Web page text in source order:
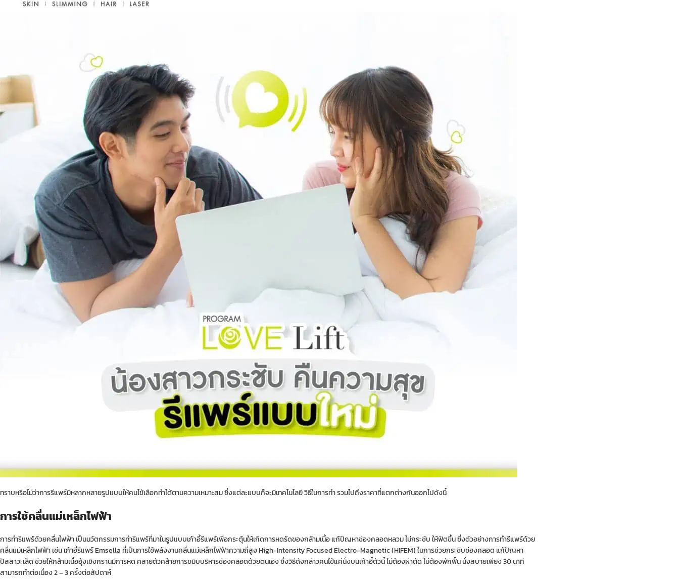
ทราบหรือไม่ว่าการรีแพร์มีหลากหลายรูปแบบให้คนไข้เลือกทำได้ตามความเหมาะสม ซึ่งแต่ละแบบก็จะมีเทคโนโลยี วิธีในการทำ รวมไปถึงราคาที่แตกต่างกันออกไปดังนี้
การใช้คลื่นแม่เหล็กไฟฟ้า
การทำรีแพร์ด้วยคลื่นไฟฟ้า เป็นนวัตกรรมการทำรีแพร์ที่มาในรูปแบบเก้าอี้รีแพร์เพื่อกระตุ้นให้เกิดการหดรัดของกล้ามเนื้อ แก้ปัญหาช่องคลอดหลวม ไม่กระชับ ให้ฟิตขึ้น ซึ่งตัวอย่างการทำรีแพร์ด้วย
คลื่นแม่เหล็กไฟฟ้า เช่น เก้าอี้รีแพร์Emsellaที่เป็นการใช้พลังงานคลื่นแม่เหล็กไฟฟ้าความถี่สูง High-Intensity Focused Electro-Magnetic (HIFEM) ในการช่วยกระชับช่องคลอด แก้ปัญหา
ปัสสาวะเล็ด ช่วยให้กล้ามเนื้ออุ้งเชิงกรานมีการหด คลายตัวคล้ายการขมิบบริหารช่องคลอดด้วยตนเอง ซึ่งวิธีดังกล่าวคนไข้แค่นั่งบนเก้าอี้ตัวนี้ ไม่ต้องผ่าตัด ไม่ต้องพักฟื้น นั่งสบายเพียง 30 นาที
สามารถทำต่อเนื่อง 2 – 3 ครั้งต่อสัปดาห์